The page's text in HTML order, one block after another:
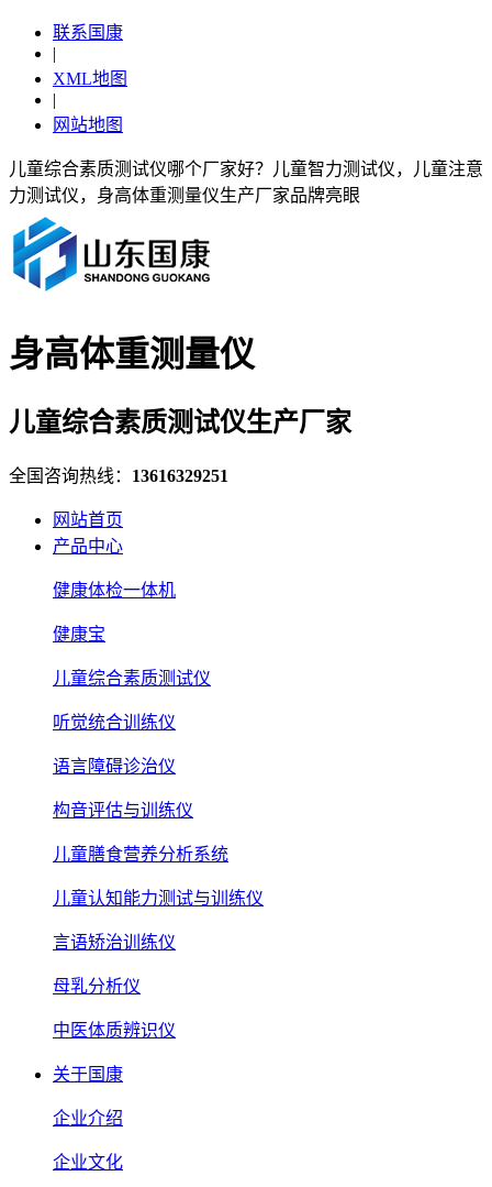
联系国康
|
XML地图
|
网站地图
儿童综合素质测试仪哪个厂家好？儿童智力测试仪，儿童注意
力测试仪，身高体重测量仪生产厂家品牌亮眼
身高体重测量仪
儿童综合素质测试仪生产厂家
全国咨询热线： 13616329251
网站首页
产品中心
健康体检一体机
健康宝
儿童综合素质测试仪
听觉统合训练仪
语言障碍诊治仪
构音评估与训练仪
儿童膳食营养分析系统
儿童认知能力测试与训练仪
言语矫治训练仪
母乳分析仪
中医体质辨识仪
关于国康
企业介绍
企业文化